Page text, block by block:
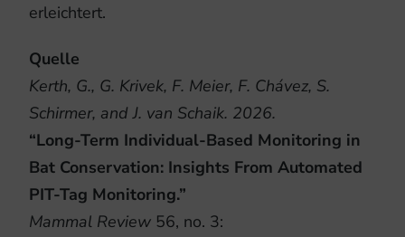
erleichtert.
Quelle
Kerth, G., G. Krivek, F. Meier, F. Chávez, S.
Schirmer, andJ. van Schaik. 2026.
“Long-Term Individual-Based Monitoring in
Bat Conservation: Insights From Automated
PIT-Tag Monitoring.”
Mammal Review 56, no. 3: